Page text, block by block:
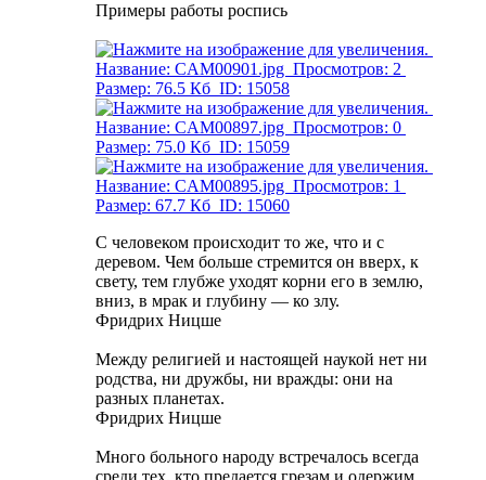
Примеры работы роспись
С человеком происходит то же, что и с
деревом. Чем больше стремится он вверх, к
свету, тем глубже уходят корни его в землю,
вниз, в мрак и глубину — ко злу.
Фридрих Ницше
Между религией и настоящей наукой нет ни
родства, ни дружбы, ни вражды: они на
разных планетах.
Фридрих Ницше
Много больного народу встречалось всегда